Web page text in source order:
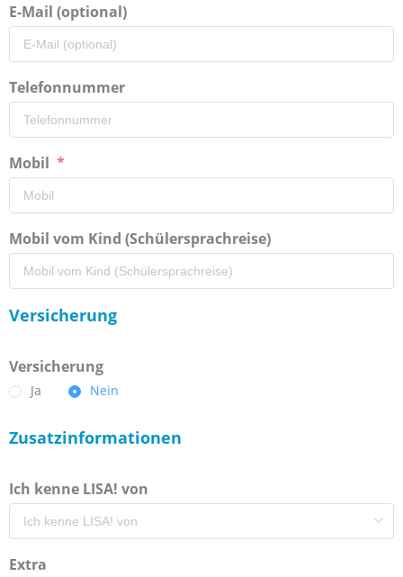
E-Mail (optional)
Telefonnummer
Mobil
Mobil vom Kind (Schülersprachreise)
Versicherung
Versicherung
Ja Nein
Zusatzinformationen
Ich kenne LISA! von
Extra